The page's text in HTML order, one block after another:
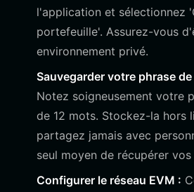
l'application et sélectionnez
portefeuille'. Assurez-vous
environnement privé.
Sauvegarder votre phrase
Notez soigneusement votre
de 12 mots. Stockez-la hors
partagez jamais avec
seul moyen de récupérer
Configurer le réseau EVM :